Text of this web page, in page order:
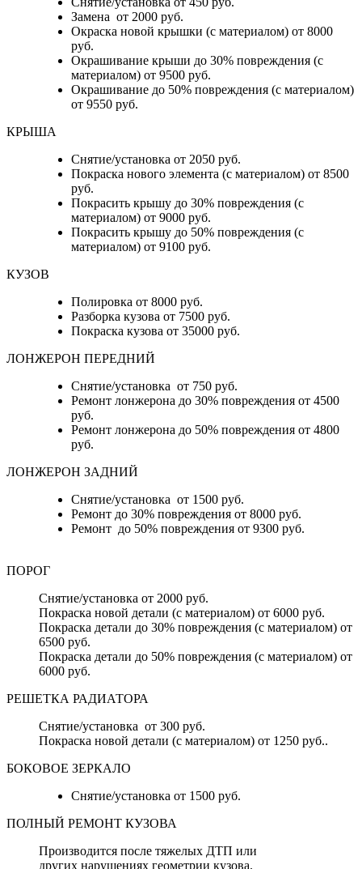
Замена от 2000 руб.
Окраска новой крышки (с материалом) от 8000
руб.
Окрашивание крыши до 30% повреждения (с
материалом) от 9500 руб.
Окрашивание до 50% повреждения (с материалом)
от 9550 руб.
КРЫША
Снятие/установка от 2050 руб.
Покраска нового элемента (с материалом) от 8500
руб.
Покрасить крышу до 30% повреждения (с
материалом) от 9000 руб.
Покрасить крышу до 50% повреждения (с
материалом) от 9100 руб.
КУЗОВ
Полировка от 8000 руб.
Разборка кузова от 7500 руб.
Покраска кузова от 35000 руб.
ЛОНЖЕРОН ПЕРЕДНИЙ
Снятие/установка от 750 руб.
Ремонт лонжерона до 30% повреждения от 4500
руб.
Ремонт лонжерона до 50% повреждения от 4800
руб.
ЛОНЖЕРОН ЗАДНИЙ
Снятие/установка от 1500 руб.
Ремонт до 30% повреждения от 8000 руб.
Ремонт до 50% повреждения от 9300 руб.
ПОРОГ
Снятие/установка от 2000 руб.
Покраска новой детали (с материалом) от 6000 руб.
Покраска детали до 30% повреждения (с материалом) от
6500 руб.
Покраска детали до 50% повреждения (с материалом) от
6000 руб.
РЕШЕТКА РАДИАТОРА
Снятие/установка от 300 руб.
Покраска новой детали (с материалом) от 1250 руб..
БОКОВОЕ ЗЕРКАЛО
Снятие/установка от 1500 руб.
ПОЛНЫЙ РЕМОНТ КУЗОВА
Производится после тяжелых ДТП или
других нарушениях геометрии кузова.